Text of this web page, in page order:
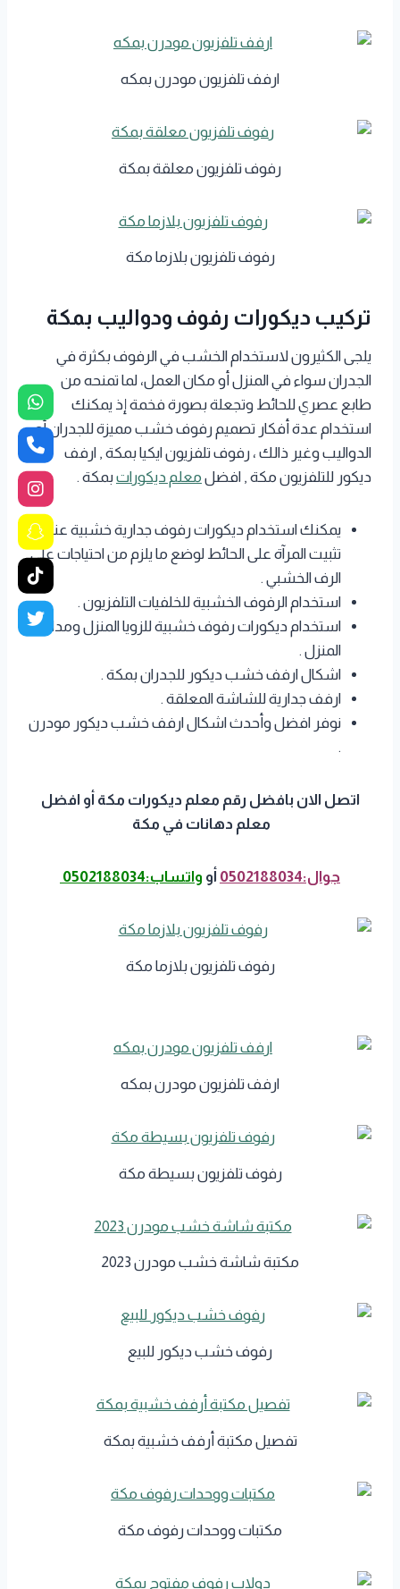
ارفف تلفزيون مودرن بمكه
رفوف تلفزيون معلقة بمكة
رفوف تلفزيون بلازما مكة
تركيب ديكورات رفوف ودواليب بمكة
يلجى الكثيرون لاستخدام الخشب في الرفوف بكثرة في
الجدران سواء في المنزل أو مكان العمل، لما تمنحه من
طابع عصري للحائط وتجعلة بصورة فخمة إذ يمكنك
استخدام عدة أفكار تصميم رفوف خشب مميزة للجدران أو
الدواليب وغير ذالك ، رفوف تلفزيون ايكيا بمكة , ارفف
ديكور للتلفزيون مكة , افضل معلم ديكوراتبمكة .
يمكنك استخدام ديكورات رفوف جدارية خشبية عند
تثبيت المرآة على الحائط لوضع ما يلزم من احتياجات على
الرف الخشبي .
استخدام الرفوف الخشبية للخلفيات التلفزيون .
استخدام ديكورات رفوف خشبية للزويا المنزل ومداخل
المنزل .
اشكال ارفف خشب ديكور للجدران بمكة .
ارفف جدارية للشاشة المعلقة .
نوفر افضل وأحدث اشكال ارفف خشب ديكور مودرن
.
اتصل الان بافضل رقم معلم ديكورات مكة أو افضل
معلم دهانات في مكة
جوال:0502188034 أو واتساب:0502188034
رفوف تلفزيون بلازما مكة
ارفف تلفزيون مودرن بمكه
رفوف تلفزيون بسيطة مكة
مكتبة شاشة خشب مودرن 2023
رفوف خشب ديكور للبيع
تفصيل مكتبة أرفف خشبية بمكة
مكتبات ووحدات رفوف مكة